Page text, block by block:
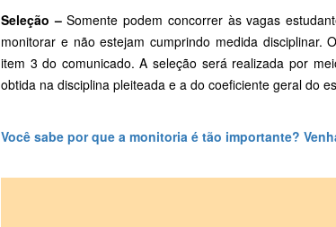
Seleção –Somente podem concorrer às vagas
monitorar e não estejam cumprindo medida disciplinar.
item 3 do comunicado. A seleção será realizada por
obtida na disciplina pleiteada e a do coeficiente geral do
Você sabe por que a monitoria é tão importante?